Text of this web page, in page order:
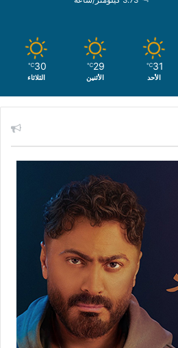
31
℃
الأحد
29
℃
الأثنين
30
℃
الثلاثاء